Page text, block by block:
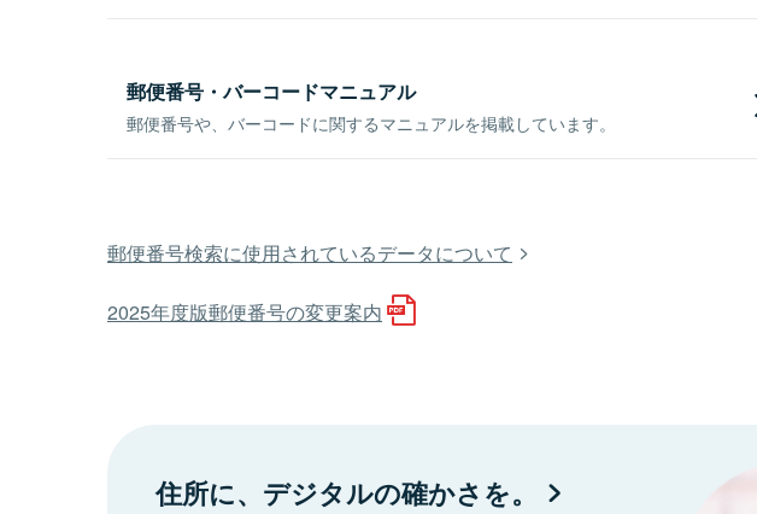
郵便番号・バーコードマニュアル
郵便番号や、バーコードに関するマニュアルを掲載しています。
郵便番号検索に使用されているデータについて
2025年度版郵便番号の変更案内
住所に、デジタルの確かさを。